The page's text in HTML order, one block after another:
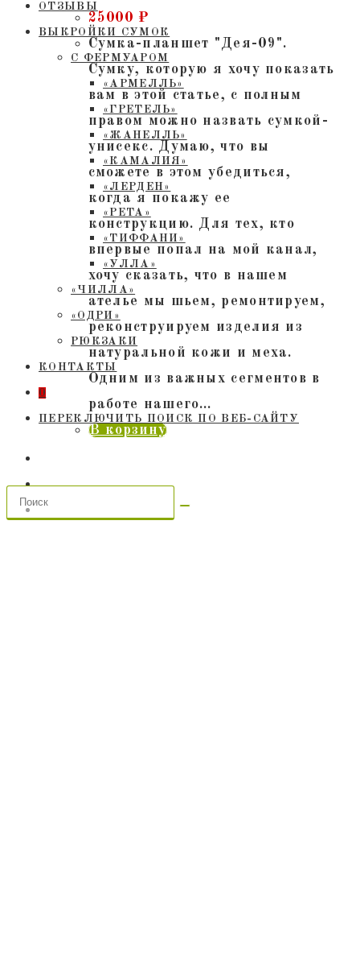
ОТЗЫВЫ
ВЫКРОЙКИ СУМОК
С ФЕРМУАРОМ
«АРМЕЛЛЬ»
«ГРЕТЕЛЬ»
«ЖАНЕЛЛЬ»
«КАМАЛИЯ»
«ЛЕРДЕН»
«РЕТА»
«ТИФФАНИ»
«УЛЛА»
«ЧИЛЛА»
«ОДРИ»
РЮКЗАКИ
КОНТАКТЫ
0
ПЕРЕКЛЮЧИТЬ ПОИСК ПО ВЕБ-САЙТУ
25000 ₽
Сумка-планшет "Дея-09".
Сумку, которую я хочу показать
вам в этой статье, с полным
правом можно назвать сумкой-
унисекс. Думаю, что вы
сможете в этом убедиться,
когда я покажу ее
конструкцию. Для тех, кто
впервые попал на мой канал,
хочу сказать, что в нашем
ателье мы шьем, ремонтируем,
реконструируем изделия из
натуральной кожи и меха.
Одним из важных сегментов в
работе нашего…
В корзину